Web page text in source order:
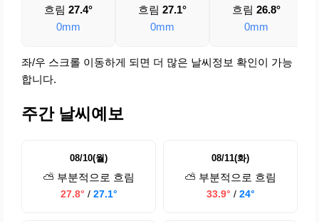
흐림 27.4°
0mm
흐림 27.1°
0mm
흐림 26.8°
0mm
좌/우 스크롤 이동하게 되면 더 많은 날씨정보 확인이 가능
합니다.
주간 날씨예보
08/10(월)
⛅ 부분적으로 흐림
27.8° / 27.1°
08/11(화)
⛅ 부분적으로 흐림
33.9° / 24°